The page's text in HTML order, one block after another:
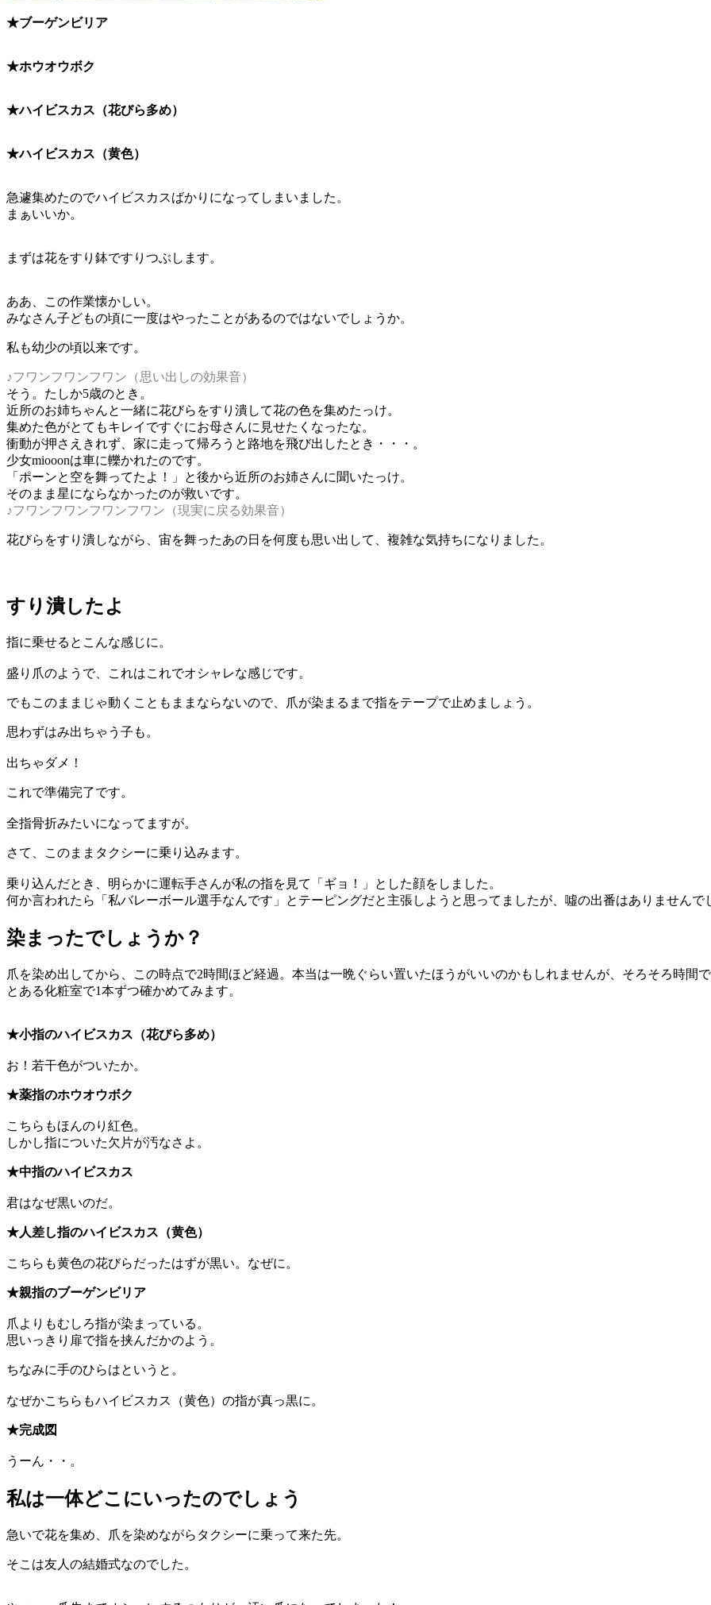
★ブーゲンビリア
★ホウオウボク
★ハイビスカス（花びら多め）
★ハイビスカス（黄色）
急遽集めたのでハイビスカスばかりになってしまいました。
まぁいいか。
まずは花をすり鉢ですりつぶします。
ああ、この作業懐かしい。
みなさん子どもの頃に一度はやったことがあるのではないでしょうか。
私も幼少の頃以来です。
♪フワンフワンフワン（思い出しの効果音）
そう。たしか5歳のとき。
近所のお姉ちゃんと一緒に花びらをすり潰して花の色を集めたっけ。
集めた色がとてもキレイですぐにお母さんに見せたくなったな。
衝動が押さえきれず、家に走って帰ろうと路地を飛び出したとき・・・。
少女miooonは車に轢かれたのです。
「ポーンと空を舞ってたよ！」と後から近所のお姉さんに聞いたっけ。
そのまま星にならなかったのが救いです。
♪フワンフワンフワンフワン（現実に戻る効果音）
花びらをすり潰しながら、宙を舞ったあの日を何度も思い出して、複雑な気持ちになりました。
すり潰したよ
指に乗せるとこんな感じに。
盛り爪のようで、これはこれでオシャレな感じです。
でもこのままじゃ動くこともままならないので、爪が染まるまで指をテープで止めましょう。
思わずはみ出ちゃう子も。
出ちゃダメ！
これで準備完了です。
全指骨折みたいになってますが。
さて、このままタクシーに乗り込みます。
乗り込んだとき、明らかに運転手さんが私の指を見て「ギョ！」とした顔をしました。
何か言われたら「私バレーボール選手なんです」とテーピングだと主張しようと思ってましたが、噓の出番はありませんで
染まったでしょうか？
爪を染め出してから、この時点で2時間ほど経過。本当は一晩ぐらい置いたほうがいいのかもしれませんが、そろそろ時間で
とある化粧室で1本ずつ確かめてみます。
★小指のハイビスカス（花びら多め）
お！若干色がついたか。
★薬指のホウオウボク
こちらもほんのり紅色。
しかし指についた欠片が汚なさよ。
★中指のハイビスカス
君はなぜ黒いのだ。
★人差し指のハイビスカス（黄色）
こちらも黄色の花びらだったはずが黒い。なぜに。
★親指のブーゲンビリア
爪よりもむしろ指が染まっている。
思いっきり扉で指を挟んだかのよう。
ちなみに手のひらはというと。
なぜかこちらもハイビスカス（黄色）の指が真っ黒に。
★完成図
うーん・・。
私は一体どこにいったのでしょう
急いで花を集め、爪を染めながらタクシーに乗って来た先。
そこは友人の結婚式なのでした。